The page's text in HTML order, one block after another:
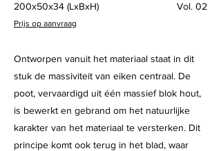
200x50x34 (LxBxH) Vol. 02
Prijs op aanvraag
Ontworpen vanuit het materiaal staat in dit
stuk de massiviteit van eiken centraal. De
poot, vervaardigd uit één massief blok hout,
is bewerkt en gebrand om het natuurlijke
karakter van het materiaal te versterken. Dit
principe komt ook terug in het blad, waar